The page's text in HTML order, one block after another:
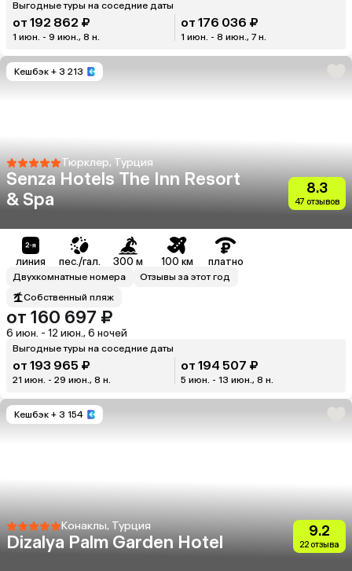
Выгодные туры на соседние даты
от 192 862 ₽
1 июн. - 9 июн., 8 н.
от 176 036 ₽
1 июн. - 8 июн., 7 н.
Кешбэк + 3 213
Тюрклер, Турция
Senza Hotels The Inn Resort
& Spa
8.3
47 отзывов
линия пес./гал. 300 м 100 км платно
Двухкомнатные номера
Отзывы за этот год
Собственный пляж
от 160 697 ₽
6 июн. - 12 июн., 6 ночей
Выгодные туры на соседние даты
от 193 965 ₽
21 июн. - 29 июн., 8 н.
от 194 507 ₽
5 июн. - 13 июн., 8 н.
Кешбэк + 3 154
Конаклы, Турция
Dizalya Palm Garden Hotel
9.2
22 отзыва